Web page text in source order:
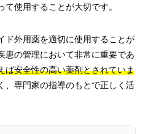
使用することが大切です。
ド外用薬を適切に使用することが
患の管理において非常に重要であ
ば安全性の高い薬剤とされていま
、専門家の指導のもとで正しく活